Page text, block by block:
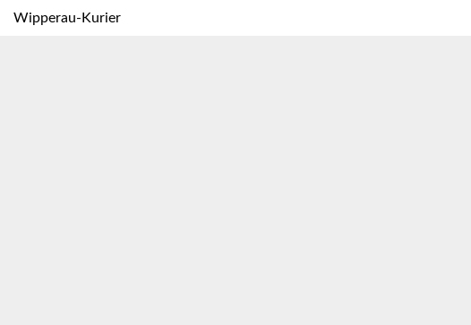
Wipperau-Kurier